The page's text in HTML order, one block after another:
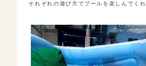
それぞれの遊び方でプールを楽しんでくれ